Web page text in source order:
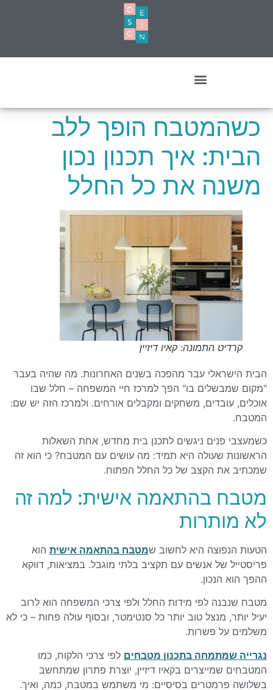
כשהמטבח הופך ללב
הבית: איך תכנון נכון
משנה את כל החלל
קרדיט התמונה: קאיו דיזיין
הבית הישראלי עבר מהפכה בשנים האחרונות. מה שהיה בעבר
"מקום שמבשלים בו" הפך למרכז חיי המשפחה – חלל שבו
אוכלים, עובדים, משחקים ומקבלים אורחים. ולמרכז הזה יש שם:
המטבח.
כשמעצבי פנים ניגשים לתכנן בית מחדש, אחת השאלות
הראשונות שעולה היא תמיד: מה עושים עם המטבח? כי הוא זה
שמכתיב את הקצב של כל החלל הפתוח.
מטבח בהתאמה אישית: למה זה
לא מותרות
הטעות הנפוצה היא לחשוב שמטבח בהתאמה אישית הוא
פריסטייל של אנשים עם תקציב בלתי מוגבל. במציאות, דווקא
ההפך הוא הנכון.
מטבח שנבנה לפי מידות החלל ולפי צרכי המשפחה הוא לרוב
יעיל יותר, מנצל טוב יותר כל סנטימטר, ובסוף עולה פחות – כי לא
משלמים על פשרות.
נגרייה שמתמחה בתכנון מטבחים לפי צרכי הלקוח, כמו
המטבחים שמייצרים בקאיו דיזיין, יוצרת פתרון שמתחשב
בשלושה פרמטרים בסיסיים: מי משתמש במטבח, כמה, ואיך.